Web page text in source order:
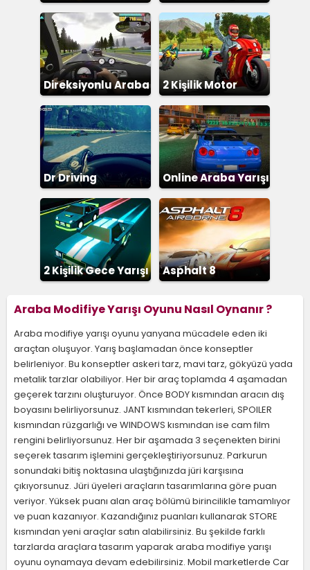
Direksiyonlu Araba
Yarışı
2 Kişilik Motor
Dr Driving Online Araba Yarışı
2 Kişilik Gece Yarışı Asphalt 8
Araba Modifiye Yarışı Oyunu Nasıl Oynanır ?
Araba modifiye yarışı oyunu yanyana mücadele eden iki
araçtan oluşuyor. Yarış başlamadan önce konseptler
belirleniyor. Bu konseptler askeri tarz, mavi tarz, gökyüzü yada
metalik tarzlar olabiliyor. Her bir araç toplamda 4 aşamadan
geçerek tarzını oluşturuyor. Önce BODY kısmından aracın dış
boyasını belirliyorsunuz. JANT kısmından tekerleri, SPOILER
kısmından rüzgarlığı ve WINDOWS kısmından ise cam film
rengini belirliyorsunuz. Her bir aşamada 3 seçenekten birini
seçerek tasarım işlemini gerçekleştiriyorsunuz. Parkurun
sonundaki bitiş noktasına ulaştığınızda jüri karşısına
çıkıyorsunuz. Jüri üyeleri araçların tasarımlarına göre puan
veriyor. Yüksek puanı alan araç bölümü birincilikle tamamlıyor
ve puan kazanıyor. Kazandığınız puanları kullanarak STORE
kısmından yeni araçlar satın alabilirsiniz. Bu şekilde farklı
tarzlarda araçlara tasarım yaparak araba modifiye yarışı
oyunu oynamaya devam edebilirsiniz. Mobil marketlerde Car